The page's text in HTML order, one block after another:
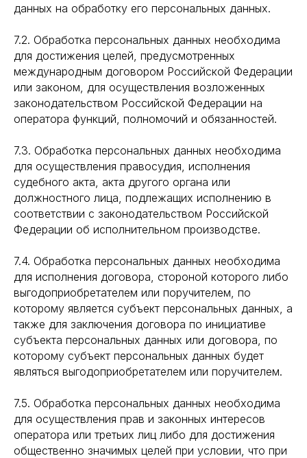
данных на обработку его персональных данных.
7.2. Обработка персональных данных необходима
для достижения целей, предусмотренных
международным договором Российской Федерации
или законом, для осуществления возложенных
законодательством Российской Федерации на
оператора функций, полномочий и обязанностей.
7.3. Обработка персональных данных необходима
для осуществления правосудия, исполнения
судебного акта, акта другого органа или
должностного лица, подлежащих исполнению в
соответствии с законодательством Российской
Федерации об исполнительном производстве.
7.4. Обработка персональных данных необходима
для исполнения договора, стороной которого либо
выгодоприобретателем или поручителем, по
которому является субъект персональных данных, а
также для заключения договора по инициативе
субъекта персональных данных или договора, по
которому субъект персональных данных будет
являться выгодоприобретателем или поручителем.
7.5. Обработка персональных данных необходима
для осуществления прав и законных интересов
оператора или третьих лиц либо для достижения
общественно значимых целей при условии, что при